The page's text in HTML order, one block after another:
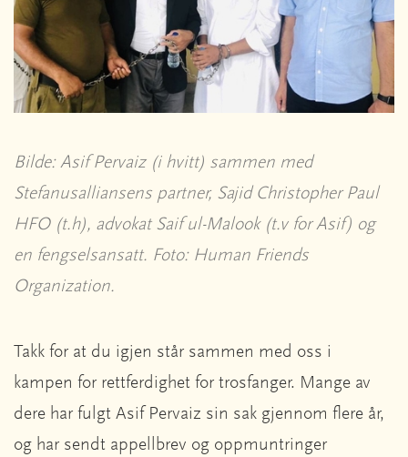
Bilde: Asif Pervaiz (i hvitt) sammen med
Stefanusalliansens partner, Sajid Christopher Paul
HFO (t.h), advokat Saif ul-Malook (t.v for Asif) og
en fengselsansatt. Foto: Human Friends
Organization.
Takk for at du igjen står sammen med oss i
kampen for rettferdighet for trosfanger. Mange av
dere har fulgt Asif Pervaiz sin sak gjennom flere år,
og har sendt appellbrev og oppmuntringer